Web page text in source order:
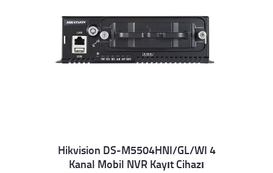
Details
Hikvision DS-M5504HNI/GL/WI 4
Kanal Mobil NVR Kayıt Cihazı